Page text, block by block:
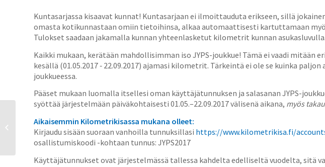
Kuntasarjassa kisaavat kunnat! Kuntasarjaan ei ilmoittauduta erikseen, sillä
omasta kotikunnastaan omiin tietoihinsa, alkaa automaattisesti kartuttamaan
Tulokset saadaan jakamalla kunnan yhteenlasketut kilometrit kunnan asukasluvulla.
Kaikki mukaan, kerätään mahdollisimman iso JYPS-joukkue! Tämä ei vaadi mitään
kesällä (01.05.2017 ‐ 22.09.2017) ajamasi kilometrit. Tärkeintä ei ole se kuinka
joukkueessa.
Pääset mukaan luomalla itsellesi oman käyttäjätunnuksen ja salasanan JYPS-
syöttää järjestelmään päiväkohtaisesti 01.05.–22.09.2017 välisenä aikana, myös
Aikaisemmin Kilometrikisassa mukana olleet:
Kirjaudu sisään suoraan vanhoilla tunnuksillasi https://www.kilometrikisa.fi/
osallistumiskoodi -kohtaan tunnus: JYPS2017
Käyttäjätunnukset ovat järjestelmässä tallessa kahdelta edelliseltä vuodelta, sitä
Ilmoittaudu
Fillariakatemian kevään
ja kesän 2017 ryhmiin!